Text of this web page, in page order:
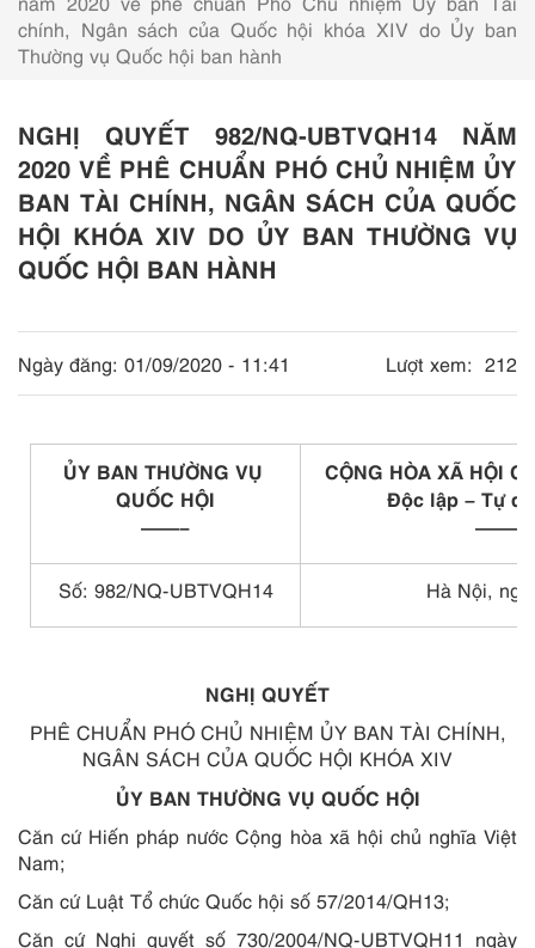
chính, Ngân sách của Quốc hội khóa XIV do Ủy ban
Thường vụ Quốc hội ban hành
NGHỊ QUYẾT 982/NQ-UBTVQH14 NĂM
2020 VỀ PHÊ CHUẨN PHÓ CHỦ NHIỆM ỦY
BAN TÀI CHÍNH, NGÂN SÁCH CỦA QUỐC
HỘI KHÓA XIV DO ỦY BAN THƯỜNG VỤ
QUỐC HỘI BAN HÀNH
Ngày đăng: 01/09/2020 - 11:41 Lượt xem: 212
ỦY BAN THƯỜNG VỤ
QUỐC HỘI
——–
CỘNG HÒA XÃ HỘI
Độc lập – Tự
Số: 982/NQ-UBTVQH14 Hà Nội,
NGHỊ QUYẾT
PHÊ CHUẨN PHÓ CHỦ NHIỆM ỦY BAN TÀI CHÍNH,
NGÂN SÁCH CỦA QUỐC HỘI KHÓA XIV
ỦY BAN THƯỜNG VỤ QUỐC HỘI
Căn cứ Hiến pháp nước Cộng hòa xã hội chủ nghĩa Việt
Nam;
Căn cứ Luật Tổ chức Quốc hội số 57/2014/QH13;
Căn cứ Nghị quyết số 730/2004/NQ-UBTVQH11 ngày